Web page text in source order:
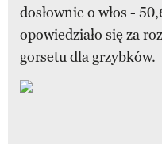
dosłownie o włos -
opowiedziało się za
gorsetu dla grzybków.